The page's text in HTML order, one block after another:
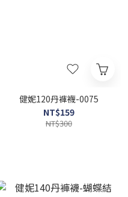
健妮120丹褲襪-0075
NT$159
NT$300